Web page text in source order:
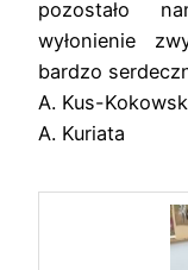
pozostało
wyłonienie
bardzo
A. Kus-
A. Kuriata